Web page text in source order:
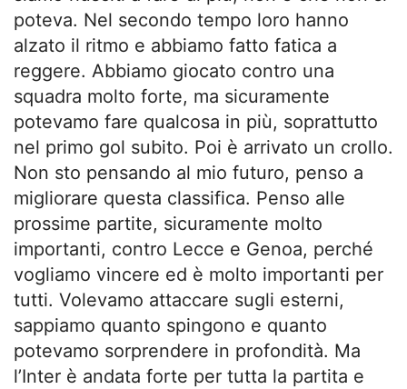
poteva. Nel secondo tempo loro hanno
alzato il ritmo e abbiamo fatto fatica a
reggere. Abbiamo giocato contro una
squadra molto forte, ma sicuramente
potevamo fare qualcosa in più, soprattutto
nel primo gol subito. Poi è arrivato un crollo.
Non sto pensando al mio futuro, penso a
migliorare questa classifica. Penso alle
prossime partite, sicuramente molto
importanti, contro Lecce e Genoa, perché
vogliamo vincere ed è molto importanti per
tutti. Volevamo attaccare sugli esterni,
sappiamo quanto spingono e quanto
potevamo sorprendere in profondità. Ma
l’Inter è andata forte per tutta la partita e